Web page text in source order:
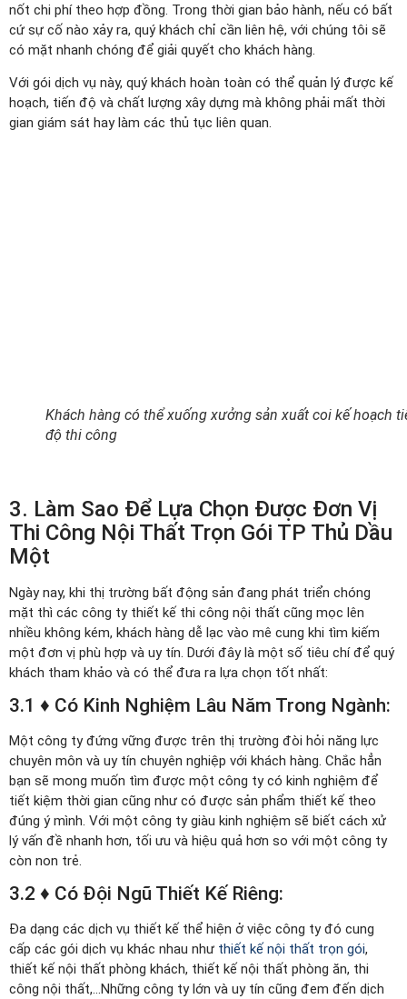
nốt chi phí theo hợp đồng. Trong thời gian bảo hành, nếu có bất
cứ sự cố nào xảy ra, quý khách chỉ cần liên hệ, với chúng tôi sẽ
có mặt nhanh chóng để giải quyết cho khách hàng.
Với gói dịch vụ này, quý khách hoàn toàn có thể quản lý được kế
hoạch, tiến độ và chất lượng xây dựng mà không phải mất thời
gian giám sát hay làm các thủ tục liên quan.
Khách hàng có thể xuống xưởng sản xuất coi kế hoạch
độ thi công
3. Làm Sao Để Lựa Chọn Được Đơn Vị
Thi Công Nội Thất Trọn Gói TP Thủ Dầu
Một
Ngày nay, khi thị trường bất động sản đang phát triển chóng
mặt thì các công ty thiết kế thi công nội thất cũng mọc lên
nhiều không kém, khách hàng dễ lạc vào mê cung khi tìm kiếm
một đơn vị phù hợp và uy tín. Dưới đây là một số tiêu chí để quý
khách tham khảo và có thể đưa ra lựa chọn tốt nhất:
3.1 ♦ Có Kinh Nghiệm Lâu Năm Trong Ngành:
Một công ty đứng vững được trên thị trường đòi hỏi năng lực
chuyên môn và uy tín chuyên nghiệp với khách hàng. Chắc hẳn
bạn sẽ mong muốn tìm được một công ty có kinh nghiệm để
tiết kiệm thời gian cũng như có được sản phẩm thiết kế theo
đúng ý mình. Với một công ty giàu kinh nghiệm sẽ biết cách xử
lý vấn đề nhanh hơn, tối ưu và hiệu quả hơn so với một công ty
còn non trẻ.
3.2 ♦ Có Đội Ngũ Thiết Kế Riêng:
Đa dạng các dịch vụ thiết kế thể hiện ở việc công ty đó cung
cấp các gói dịch vụ khác nhau như thiết kế nội thất trọn gói,
thiết kế nội thất phòng khách, thiết kế nội thất phòng ăn, thi
công nội thất,…Những công ty lớn và uy tín cũng đem đến dịch